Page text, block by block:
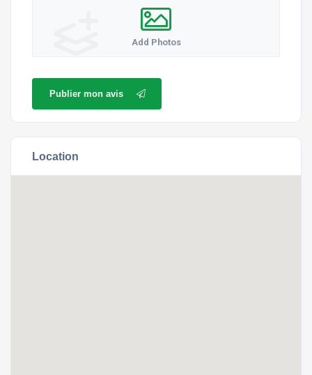
Add Photos
Publier mon avis
Location